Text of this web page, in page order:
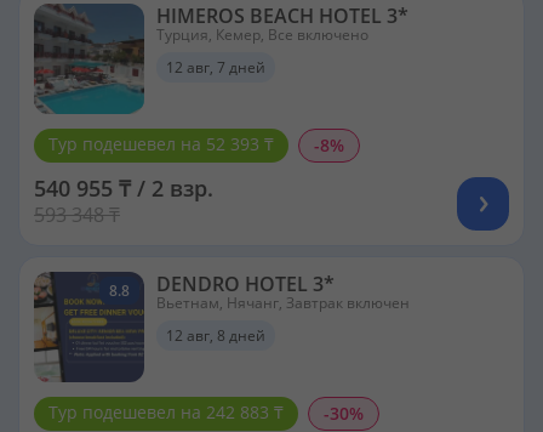
HIMEROS BEACH HOTEL 3*
Турция, Кемер, Все включено
12 авг, 7 дней
Тур подешевел на 52 393 ₸ -8%
540 955 ₸ / 2 взр.
593 348 ₸
8.8 DENDRO HOTEL 3*
Вьетнам, Нячанг, Завтрак включен
12 авг, 8 дней
Тур подешевел на 242 883 ₸ -30%